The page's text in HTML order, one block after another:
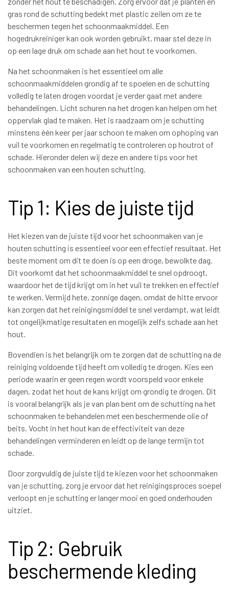
gras rond de schutting bedekt met plastic zeilen om ze te
beschermen tegen het schoonmaakmiddel. Een
hogedrukreiniger kan ook worden gebruikt, maar stel deze in
op een lage druk om schade aan het hout te voorkomen.
Na het schoonmaken is het essentieel om alle
schoonmaakmiddelen grondig af te spoelen en de schutting
volledig te laten drogen voordat je verder gaat met andere
behandelingen. Licht schuren na het drogen kan helpen om het
oppervlak glad te maken. Het is raadzaam om je schutting
minstens één keer per jaar schoon te maken om ophoping van
vuil te voorkomen en regelmatig te controleren op houtrot of
schade. Hieronder delen wij deze en andere tips voor het
schoonmaken van een houten schutting.
Tip 1: Kies de juiste tijd
Het kiezen van de juiste tijd voor het schoonmaken van je
houten schutting is essentieel voor een effectief resultaat. Het
beste moment om dit te doen is op een droge, bewolkte dag.
Dit voorkomt dat het schoonmaakmiddel te snel opdroogt,
waardoor het de tijd krijgt om in het vuil te trekken en effectief
te werken. Vermijd hete, zonnige dagen, omdat de hitte ervoor
kan zorgen dat het reinigingsmiddel te snel verdampt, wat leidt
tot ongelijkmatige resultaten en mogelijk zelfs schade aan het
hout.
Bovendien is het belangrijk om te zorgen dat de schutting na de
reiniging voldoende tijd heeft om volledig te drogen. Kies een
periode waarin er geen regen wordt voorspeld voor enkele
dagen, zodat het hout de kans krijgt om grondig te drogen. Dit
is vooral belangrijk als je van plan bent om de schutting na het
schoonmaken te behandelen met een beschermende olie of
beits. Vocht in het hout kan de effectiviteit van deze
behandelingen verminderen en leidt op de lange termijn tot
schade.
Door zorgvuldig de juiste tijd te kiezen voor het schoonmaken
van je schutting, zorg je ervoor dat het reinigingsproces soepel
verloopt en je schutting er langer mooi en goed onderhouden
uitziet.
Tip 2: Gebruik
beschermende kleding